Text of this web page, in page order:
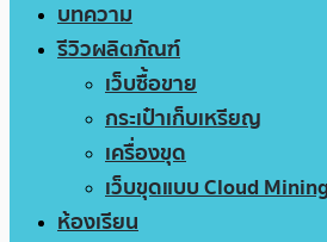
บทความ
รีวิวผลิตภัณฑ์
เว็บซื้อขาย
กระเป๋าเก็บเหรียญ
เครื่องขุด
เว็บขุดแบบ Cloud Mining
ห้องเรียน